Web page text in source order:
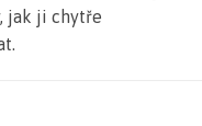
jak ji chytře